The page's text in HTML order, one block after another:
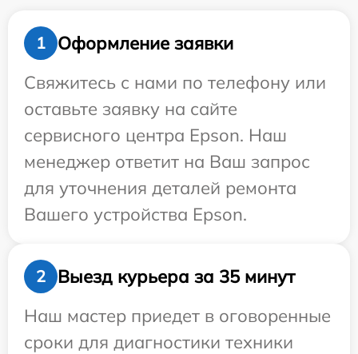
1
Оформление заявки
Свяжитесь с нами по телефону или
оставьте заявку на сайте
сервисного центра Epson. Наш
менеджер ответит на Ваш запрос
для уточнения деталей ремонта
Вашего устройства Epson.
2
Выезд курьера за 35 минут
Наш мастер приедет в оговоренные
сроки для диагностики техники